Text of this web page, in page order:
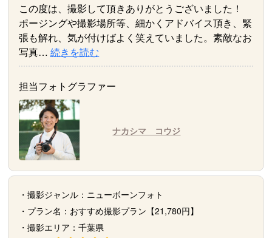
この度は、撮影して頂きありがとうございました！
ポージングや撮影場所等、細かくアドバイス頂き、緊
張も解れ、気が付けばよく笑えていました。素敵なお
写真…続きを読む
担当フォトグラファー
ナカシマ コウジ
・撮影ジャンル：ニューボーンフォト
・プラン名：おすすめ撮影プラン【21,780円】
・撮影エリア：千葉県